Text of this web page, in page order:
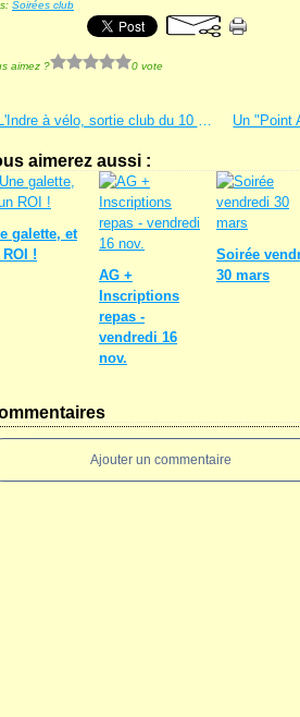
Soirées club
aimez ? 0 vote
L'Indre à vélo, sortie club du 10 sept...
aimerez aussi :
galette, et
!
AG +
Inscriptions
repas -
vendredi 16
nov.
Soirée
30 mars
Ajouter un commentaire